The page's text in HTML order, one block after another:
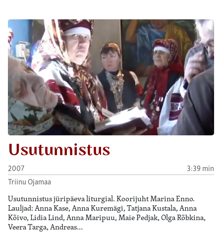
Usutunnistus
2007
3:39 min
Triinu Ojamaa
Usutunnistus jüripäeva liturgial. Koorijuht Marina Enno.
Lauljad: Anna Kase, Anna Kuremägi, Tatjana Kustala, Anna
Kõivo, Lidia Lind, Anna Maripuu, Maie Pedjak, Olga Rõbkina,
Veera Targa, Andreas…